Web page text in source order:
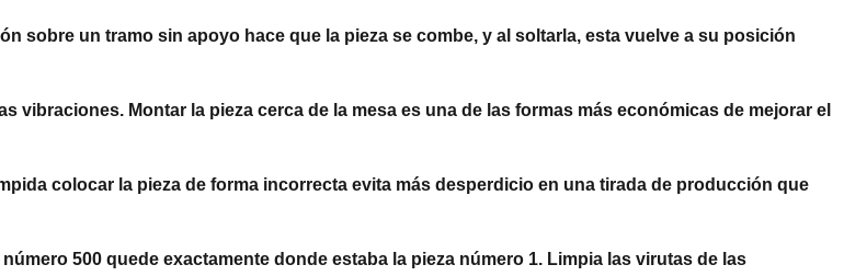
sobre un tramo sin apoyo hace que la pieza se combe, y al soltarla, esta vuelve a su posición
vibraciones. Montar la pieza cerca de la mesa es una de las formas más económicas de mejorar el
colocar la pieza de forma incorrecta evita más desperdicio en una tirada de producción que
500 quede exactamente donde estaba la pieza número 1. Limpia las virutas de las